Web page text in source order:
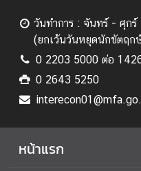
ะ
อื่
น
ๆ
า
ร
วันทำการ : จันทร์ - ศุก
(ยกเว้นวันหยุดนักขัตฤก
0 2203 5000 ต่อ
0 2643 5250
หน้าแรก